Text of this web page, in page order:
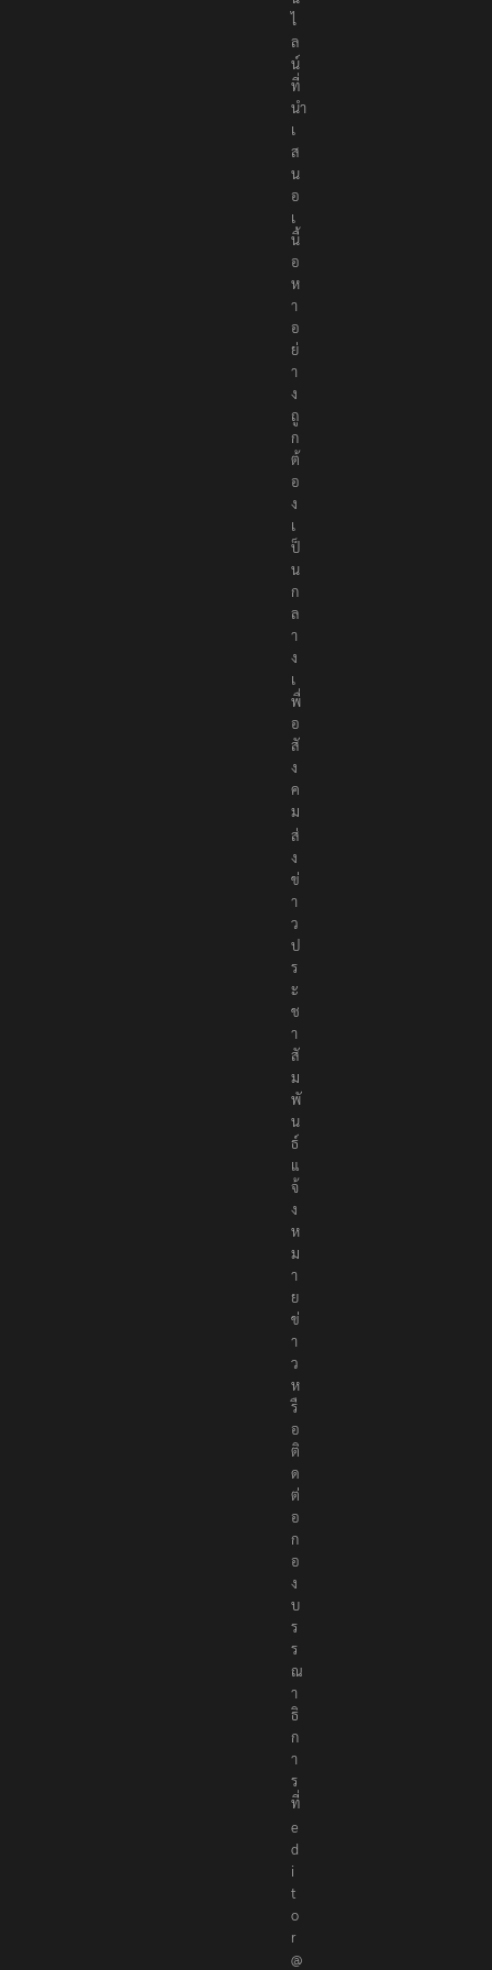
ไ
ล
น์
ที่
นำ
เ
ส
น
อ
เ
นื้
อ
ห
า
อ
ย่
า
ง
ถู
ก
ต้
อ
ง
เ
ป็
น
ก
ล
า
ง
เ
พื่
อ
สั
ง
ค
ม
ส่
ง
ข่
า
ว
ป
ร
ะ
ช
า
สั
ม
พั
น
ธ์
แ
จ้
ง
ห
ม
า
ย
ข่
า
ว
ห
รื
อ
ติ
ด
ต่
อ
ก
อ
ง
บ
ร
ร
ณ
า
ธิ
ก
า
ร
ที่
e
d
i
t
o
r
@